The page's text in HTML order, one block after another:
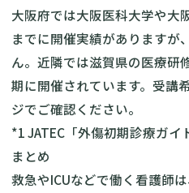
大阪府では大阪医科大学や大
までに開催実績がありますが
ん。近隣では滋賀県の医療研
期に開催されています。受講
ジでご確認ください。
*1JATEC「外傷初期診療ガイ
まとめ
救急やICUなどで働く看護師